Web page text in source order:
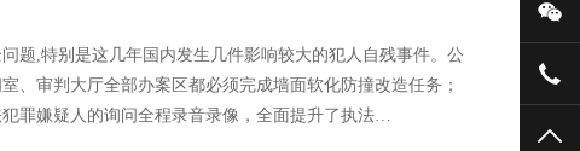
题,特别是这几年国内发生几件影响较大的犯人自残事件。公
、审判大厅全部办案区都必须完成墙面软化防撞改造任务；
罪嫌疑人的询问全程录音录像，全面提升了执法…
微